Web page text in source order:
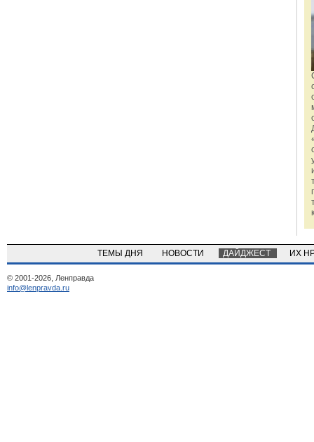
ТЕМЫ ДНЯ НОВОСТИ ДАЙДЖЕСТ ИХ
© 2001-2026, Ленправда
info@lenpravda.ru